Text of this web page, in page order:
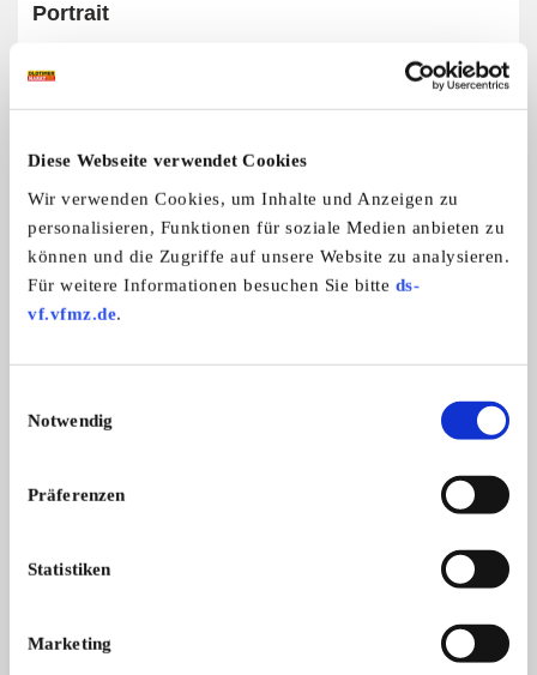
Diese Webseite verwendet Cookies
Wir verwenden Cookies, um Inhalte und Anzeigen zu
personalisieren, Funktionen für soziale Medien anbieten zu
können und die Zugriffe auf unsere Website zu analysieren.
Für weitere Informationen besuchen Sie bitte ds-
vf.vfmz.de.
Notwendig
Präferenzen
Statistiken
Marketing
Portrait
Allgemeine Angaben
Traktormarken: